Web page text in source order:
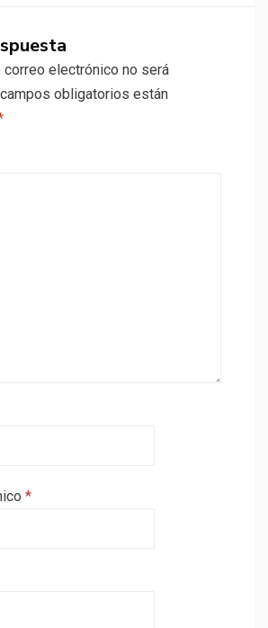
correo electrónico no será
obligatorios están
*